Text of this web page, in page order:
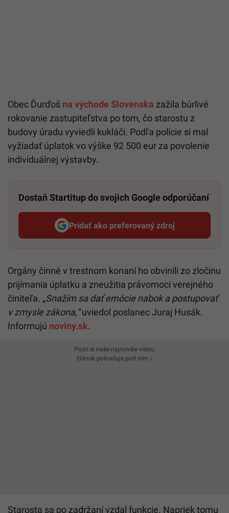
Obec Ďurďoš na východe Slovenska zažila búrlivé
rokovanie zastupiteľstva po tom, čo starostu z
budovy úradu vyviedli kukláči. Podľa polície si mal
vyžiadať úplatok vo výške 92 500 eur za povolenie
individuálnej výstavby.
Dostaň Startitup do svojich Google odporúčaní
Pridať ako preferovaný zdroj
Startitup, odkaz sa otvorí v
Orgány činné v trestnom konaní ho obvinili zo zločinu
prijímania úplatku a zneužitia právomoci verejného
činiteľa. „Snažím sa dať emócie nabok a postupovať
v zmysle zákona,“uviedol poslanec Juraj Husák.
Informujú noviny.sk.
Pozri si naše najnovšie video,
článok pokračuje pod ním ↓
Starosta sa po zadržaní vzdal funkcie. Napriek tomu